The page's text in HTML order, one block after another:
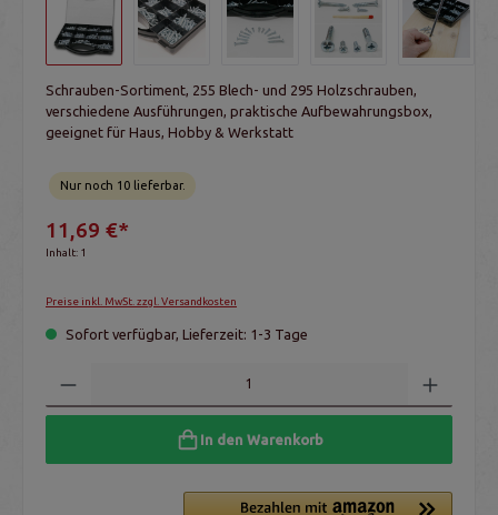
Schrauben-Sortiment, 255 Blech- und 295 Holzschrauben,
verschiedene Ausführungen, praktische Aufbewahrungsbox,
geeignet für Haus, Hobby & Werkstatt
Nur noch 10 lieferbar.
11,69 €*
Inhalt: 1
Preise inkl. MwSt. zzgl. Versandkosten
Sofort verfügbar, Lieferzeit: 1-3 Tage
In den Warenkorb